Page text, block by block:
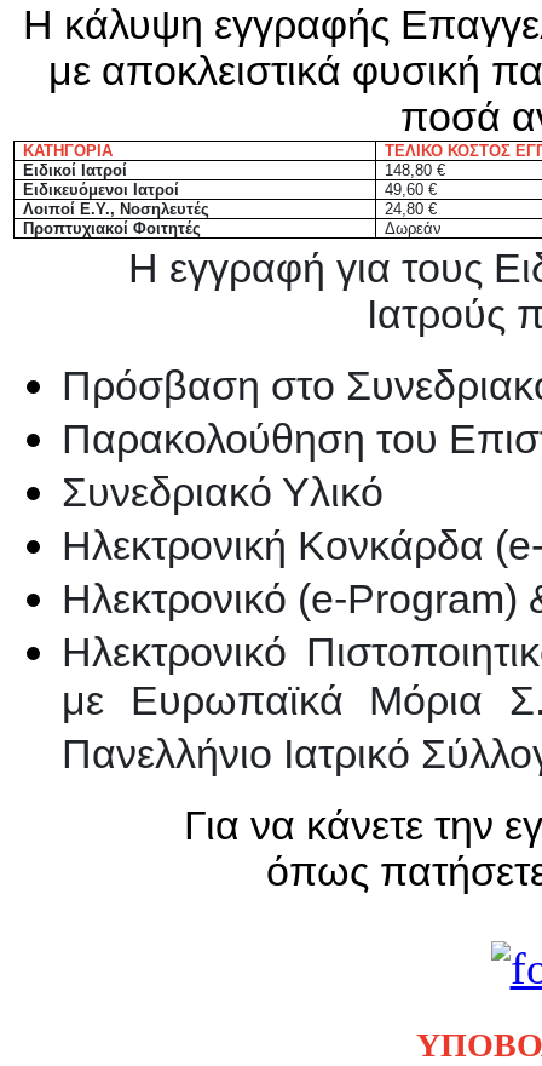
Η κάλυψη εγγραφής
με αποκλειστικά φυσική
ποσά
ΚΑΤΗΓΟΡΙΑ
ΤΕΛΙΚΟ ΚΟΣΤΟΣ
Ειδικοί Ιατροί
148,80 €
Ειδικευόμενοι Ιατροί
49,60 €
Λοιποί Ε.Υ., Νοσηλευτές
24,80 €
Προπτυχιακοί Φοιτητές
Δωρεάν
Η εγγραφή για τους
Ιατρούς
Πρόσβαση στο
Παρακολούθηση του
Συνεδριακό Υλικό
Ηλεκτρονική Κονκάρδα
Ηλεκτρονικό (e-
Ηλεκτρονικό
με Ευρωπαϊκά Μόρια
Πανελλήνιο Ιατρικό
Για να κάνετε την
όπως